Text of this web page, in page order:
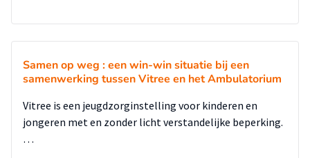
Samen op weg : een win-win situatie bij een
samenwerking tussen Vitree en het Ambulatorium
Vitree is een jeugdzorginstelling voor kinderen en
jongeren met en zonder licht verstandelijke beperking.
…